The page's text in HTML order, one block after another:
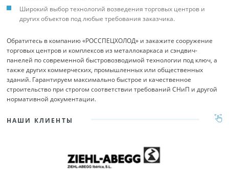
Широкий выбор технологий возведения торговых центров и
других объектов под любые требования заказчика.
Обратитесь в компанию «РОССПЕЦХОЛОД» и закажите сооружение
торговых центров и комплексов из металлокаркаса и сэндвич-
панелей по современной быстровозводимой технологии под ключ, а
также других коммерческих, промышленных или общественных
зданий. Гарантируем максимально быстрое и качественное
строительство при строгом соответствии требований СНиП и другой
нормативной документации.
НАШИ КЛИЕНТЫ